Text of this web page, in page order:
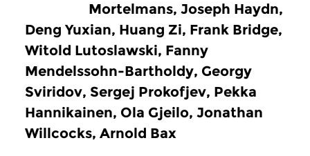
Mortelmans, Joseph Haydn,
Deng Yuxian, Huang Zi, Frank Bridge,
Witold Lutoslawski, Fanny
Mendelssohn-Bartholdy, Georgy
Sviridov, Sergej Prokofjev, Pekka
Hannikainen, Ola Gjeilo, Jonathan
Willcocks, Arnold Bax